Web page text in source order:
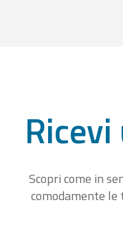
Scopri come in
comodamente